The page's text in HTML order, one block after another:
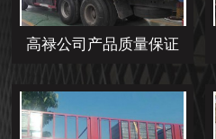
高禄公司产品质量保证